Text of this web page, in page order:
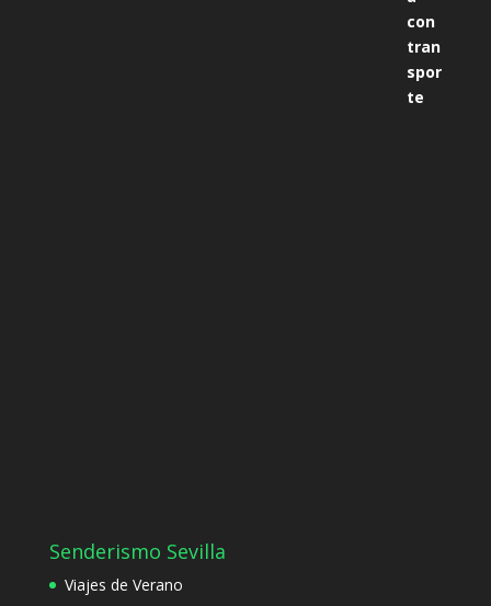
Senderismo Sevilla
Viajes de Verano